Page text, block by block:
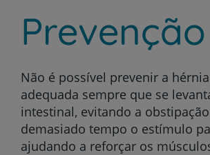
Prevenção
Não é possível prevenir a
adequada sempre que se
intestinal, evitando a
demasiado tempo o estímulo
ajudando a reforçar os